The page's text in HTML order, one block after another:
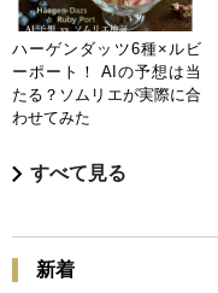
ハーゲンダッツ6種×ルビ
ーポート！ AIの予想は当
たる？ソムリエが実際に合
わせてみた
すべて見る
新着